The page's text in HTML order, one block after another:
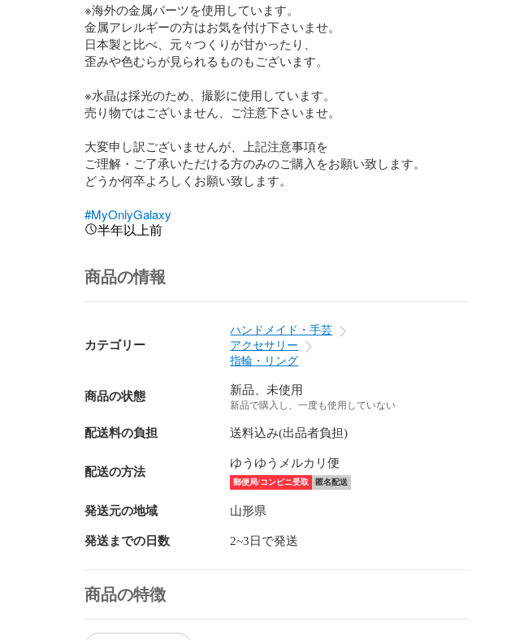
※海外の金属パーツを使用しています。
金属アレルギーの方はお気を付け下さいませ。
日本製と比べ、元々つくりが甘かったり、
歪みや色むらが見られるものもございます。
※水晶は採光のため、撮影に使用しています。
売り物ではございません、ご注意下さいませ。
大変申し訳ございませんが、上記注意事項を
ご理解・ご了承いただける方のみのご購入をお願い致します。
どうか何卒よろしくお願い致します。
#MyOnlyGalaxy
半年以上前
商品の情報
カテゴリー
ハンドメイド・手芸
アクセサリー
指輪・リング
商品の状態 新品、未使用
新品で購入し、一度も使用していない
配送料の負担 送料込み(出品者負担)
配送の方法
ゆうゆうメルカリ便
郵便局/コンビニ受取 匿名配送
発送元の地域 山形県
発送までの日数 2~3日で発送
商品の特徴